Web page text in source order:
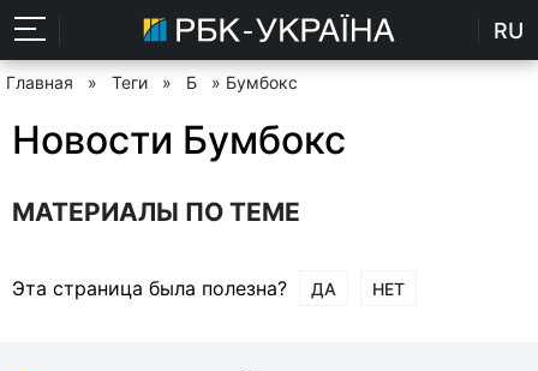
RU
Главная » Теги » Б » Бумбокс
Новости Бумбокс
МАТЕРИАЛЫ ПО ТЕМЕ
Эта страница была полезна? ДА НЕТ